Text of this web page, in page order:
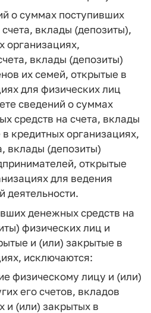
о суммах поступивших
вклады (депозиты),
организациях,
вклады (депозиты)
их семей, открытые в
для физических лиц
сведений о суммах
средств на счета, вклады
кредитных организациях,
вклады (депозиты)
открытые
для ведения
деятельности.
денежных средств на
физических лиц и
и (или) закрытые в
исключаются:
физическому лицу и (или)
его счетов, вкладов
и (или) закрытых в